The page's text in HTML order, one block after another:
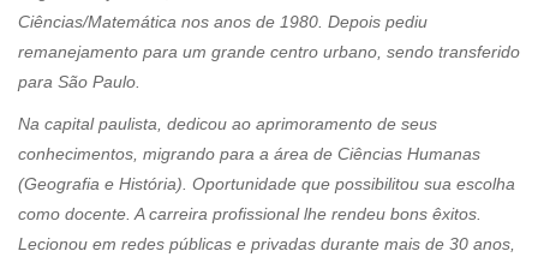
Ciências/Matemática nos anos de 1980. Depois pediu
remanejamento para um grande centro urbano, sendo transferido
para São Paulo.
Na capital paulista, dedicou ao aprimoramento de seus
conhecimentos, migrando para a área de Ciências Humanas
(Geografia e História). Oportunidade que possibilitou sua escolha
como docente. A carreira profissional lhe rendeu bons êxitos.
Lecionou em redes públicas e privadas durante mais de 30 anos,